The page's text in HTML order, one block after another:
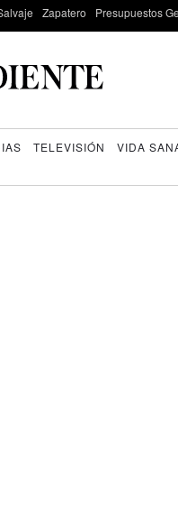
Zapatero Presupuestos
TELEVISIÓN VIDA